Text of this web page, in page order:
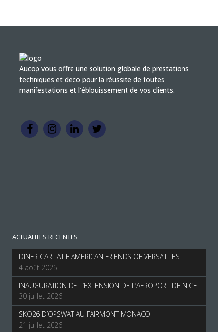
Aucop vous offre une solution globale de prestations
techniques et deco pour la réussite de toutes
manifestations et l'éblouissement de vos clients.
ACTUALITES RECENTES
DINER CARITATIF AMERICAN FRIENDS OF VERSAILLES
4 août 2026
INAUGURATION DE L’EXTENSION DE L’AEROPORT DE NICE
30 juillet 2026
SKO26 D’OPSWAT AU FAIRMONT MONACO
21 juillet 2026